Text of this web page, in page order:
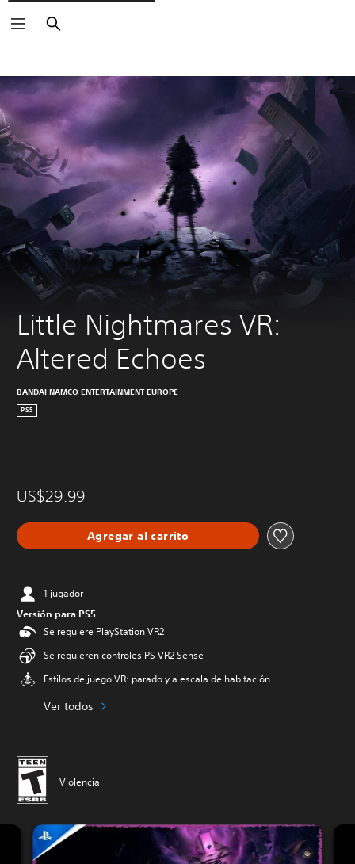
Buscar
Little Nightmares VR:
Altered Echoes
BANDAI NAMCO ENTERTAINMENT EUROPE
PS5
US$29.99
Agregar al carrito
1 jugador
Versión para PS5
Se requiere PlayStation VR2
Se requieren controles PS VR2 Sense
Estilos de juego VR: parado y a escala de habitación
Ver todos
Violencia